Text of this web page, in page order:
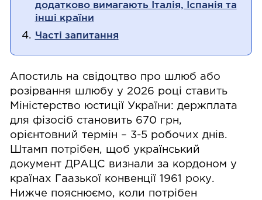
додатково вимагають Італія, Іспанія та
інші країни
Часті запитання
Апостиль на свідоцтво про шлюб або
розірвання шлюбу у 2026 році ставить
Міністерство юстиції України: держплата
для фізосіб становить 670 грн,
орієнтовний термін – 3-5 робочих днів.
Штамп потрібен, щоб український
документ ДРАЦС визнали за кордоном у
країнах Гаазької конвенції 1961 року.
Нижче пояснюємо, коли потрібен